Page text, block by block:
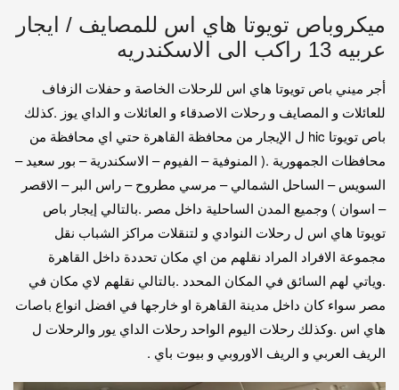
ميكروباص تويوتا هاي اس للمصايف / ايجار
عربيه 13 راكب الى الاسكندريه
أجر ميني باص تويوتا هاي اس للرحلات الخاصة و حفلات الزفاف
للعائلات و المصايف و رحلات الاصدقاء و العائلات و الداي يوز .كذلك
باص تويوتا hic ل الإيجار من محافظة القاهرة حتي اي محافظة من
محافظات الجمهورية .( المنوفية – الفيوم – الاسكندرية – بور سعيد –
السويس – الساحل الشمالي – مرسي مطروح – راس البر – الاقصر
– اسوان ) وجميع المدن الساحلية داخل مصر .بالتالي إيجار باص
تويوتا هاي اس ل رحلات النوادي و لتنقلات مراكز الشباب نقل
مجموعة الافراد المراد نقلهم من اي مكان تحددة داخل القاهرة
.وياتي لهم السائق في المكان المحدد .بالتالي نقلهم لاي مكان في
مصر سواء كان داخل مدينة القاهرة او خارجها في افضل انواع باصات
هاي اس .وكذلك رحلات اليوم الواحد رحلات الداي يور والرحلات ل
الريف العربي و الريف الاوروبي و بيوت باي .